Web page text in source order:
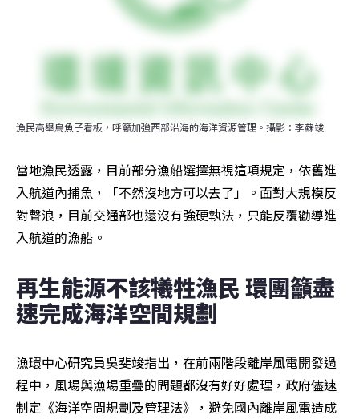
漁民高舉烏魚子看板，呼籲加強西部沿海的海洋資源管理。攝影：李蘇竣
當地漁民透露，目前部分漁船選擇無視這項規定，依舊進
入航道內捕魚，「不然沒地方可以去了」。面對大規模反
對聲浪，目前交通部也還沒有強硬執法，只能反覆勸導進
入航道的漁船。
再生能源不該犧牲漁民 環團籲盡
速完成海洋空間規劃
漁環中心研究員吳斐竣指出，在前兩階段離岸風電開發過
程中，風場與漁場重疊的問題都沒有好好處理，政府儘速
制定《海洋空問規劃及管理法》，避免國內離岸風電造成